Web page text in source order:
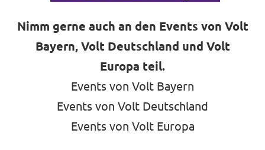
Nimm gerne auch an den Events von Volt
Bayern, Volt Deutschland und Volt
Europa teil.
Events von Volt Bayern
Events von Volt Deutschland
Events von Volt Europa